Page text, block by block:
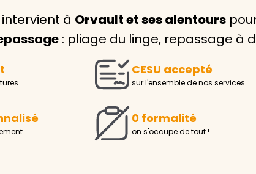
Avec
service à
correspond !
Pour l’entretien de
ou l’accompagnement
domicile sont là pour vous
intervient à Orvault et ses alentours
: pliage du linge, repassage à
CESU accepté
sur l'ensemble de nos services
0 formalité
on s'occupe de tout !